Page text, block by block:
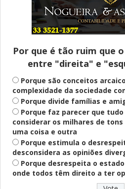
Entenda
Pix Pensão
e como solicitar
Saúde Mental
Plataforma
mental para
Definido
PT lança Patrus
ao governo de
Por que é tão ruim que
entre "direita" e
Porque são conceitos
complexidade da sociedade
Porque divide famílias e
Porque faz parecer que
considerar os milhares de
uma coisa e outra
Porque estimula o
desconsidera as opiniões
Porque desrespeita o
onde todos têm direito a ter